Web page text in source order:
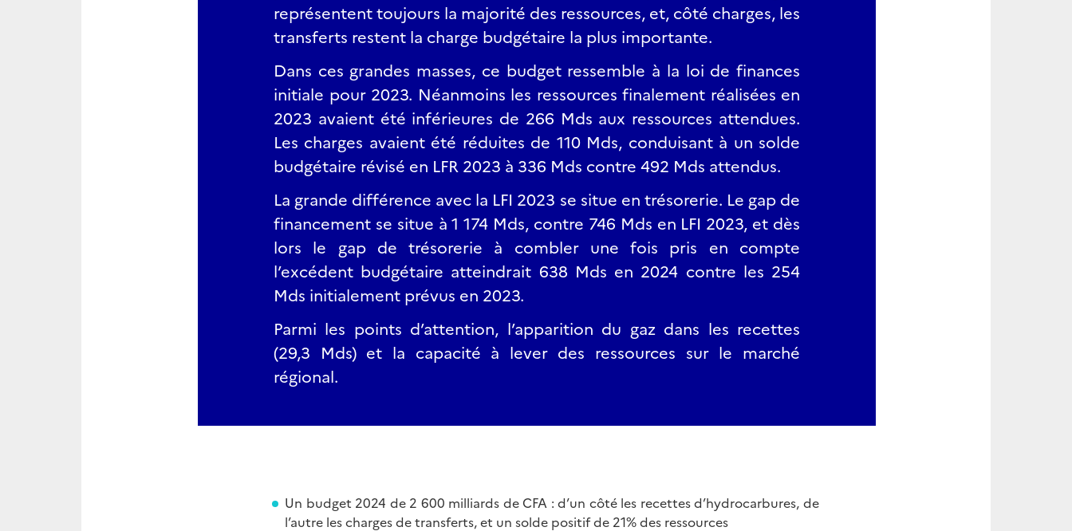
représentent toujours la majorité des ressources, et, côté charges, les
transferts restent la charge budgétaire la plus importante.
Dans ces grandes masses, ce budget ressemble à la loi de finances
initiale pour 2023. Néanmoins les ressources finalement réalisées en
2023 avaient été inférieures de 266 Mds aux ressources attendues.
Les charges avaient été réduites de 110 Mds, conduisant à un solde
budgétaire révisé en LFR 2023 à 336 Mds contre 492 Mds attendus.
La grande différence avec la LFI 2023 se situe en trésorerie. Le gap de
financement se situe à 1 174 Mds, contre 746 Mds en LFI 2023, et dès
lors le gap de trésorerie à combler une fois pris en compte
l’excédent budgétaire atteindrait 638 Mds en 2024 contre les 254
Mds initialement prévus en 2023.
Parmi les points d’attention, l’apparition du gaz dans les recettes
(29,3 Mds) et la capacité à lever des ressources sur le marché
régional.
Un budget 2024 de 2 600 milliards de CFA : d’un côté les recettes d’hydrocarbures, de
l’autre les charges de transferts, et un solde positif de 21% des ressources